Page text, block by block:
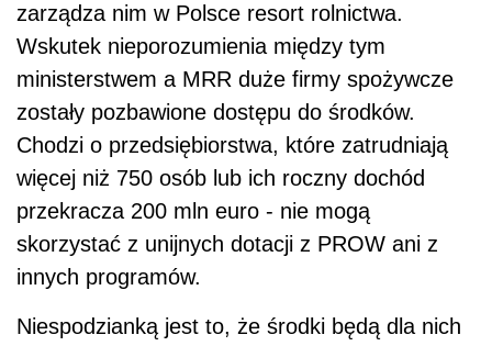
zarządza nim w Polsce resort rolnictwa.
Wskutek nieporozumienia między tym
ministerstwem a MRR duże firmy spożywcze
zostały pozbawione dostępu do środków.
Chodzi o przedsiębiorstwa, które zatrudniają
więcej niż 750 osób lub ich roczny dochód
przekracza 200 mln euro - nie mogą
skorzystać z unijnych dotacji z PROW ani z
innych programów.
Niespodzianką jest to, że środki będą dla nich